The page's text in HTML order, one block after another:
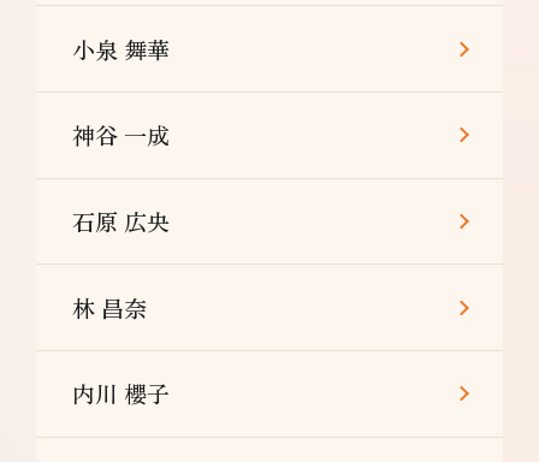
小泉 舞華
神谷 一成
石原 広央
林 昌奈
内川 櫻子